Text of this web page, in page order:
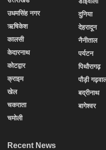
उधमसिंह नगर
ऋषिकेश
कालसी
केदारनाथ
कोटद्वार
क्राइम
खेल
चकराता
चमोली
दुनिया
देहरादून
नैनीताल
पर्यटन
पिथौरागढ़
पौड़ी
बद्रीनाथ
बागेश्वर
Recent News